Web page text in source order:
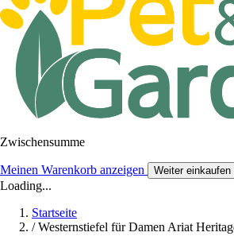
Zwischensumme
Meinen Warenkorb anzeigen Weiter einkaufen
Loading...
Startseite
/ Westernstiefel für Damen Ariat